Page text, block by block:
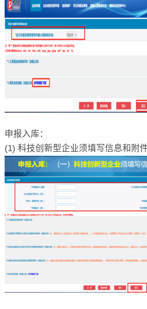
申报入库：
(1) 科技创新型企业须填写信息和附